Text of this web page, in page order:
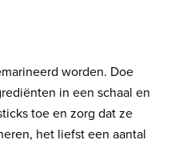
worden. Doe
in een schaal en
toe en zorg dat ze
het liefst een aantal